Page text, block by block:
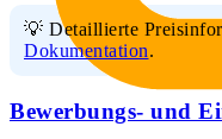
💡 Detaillierte
Dokumentation.
Bewerbungs- und